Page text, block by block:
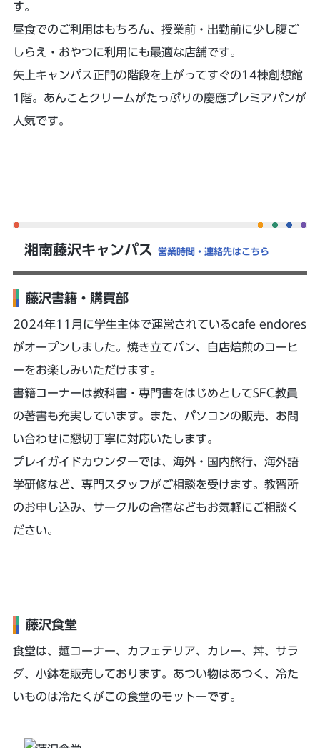
す。
昼食でのご利用はもちろん、授業前・出勤前に少し腹ご
しらえ・おやつに利用にも最適な店舗です。
矢上キャンパス正門の階段を上がってすぐの14棟創想館
1階。あんことクリームがたっぷりの慶應プレミアパンが
人気です。
湘南藤沢キャンパス 営業時間・連絡先はこちら
藤沢書籍・購買部
2024年11月に学生主体で運営されているcafe endores
がオープンしました。焼き立てパン、自店焙煎のコーヒ
ーをお楽しみいただけます。
書籍コーナーは教科書・専門書をはじめとしてSFC教員
の著書も充実しています。また、パソコンの販売、お問
い合わせに懇切丁寧に対応いたします。
プレイガイドカウンターでは、海外・国内旅行、海外語
学研修など、専門スタッフがご相談を受けます。教習所
のお申し込み、サークルの合宿などもお気軽にご相談く
ださい。
藤沢食堂
食堂は、麺コーナー、カフェテリア、カレー、丼、サラ
ダ、小鉢を販売しております。あつい物はあつく、冷た
いものは冷たくがこの食堂のモットーです。